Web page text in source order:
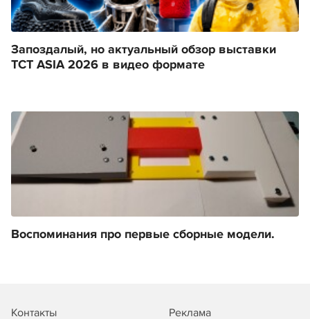
Запоздалый, но актуальный обзор выставки
TCT ASIA 2026 в видео формате
Воспоминания про первые сборные модели.
Контакты Реклама